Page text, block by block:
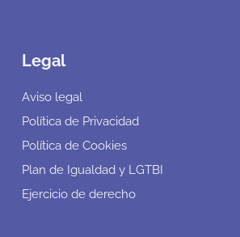
Legal
Aviso legal
Política de Privacidad
Política de Cookies
Plan de Igualdad y LGTBI
Ejercicio de derecho